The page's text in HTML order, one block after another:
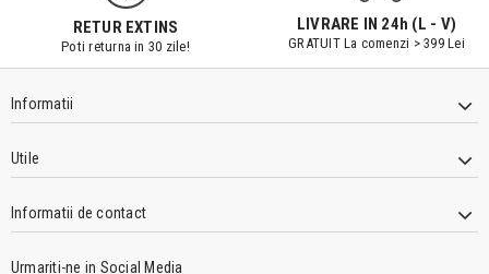
RETUR EXTINS
Poti returna in 30 zile!
LIVRARE IN 24h (L - V)
GRATUIT La comenzi > 399 Lei
Informatii
Utile
Informatii de contact
Urmariti-ne in Social Media